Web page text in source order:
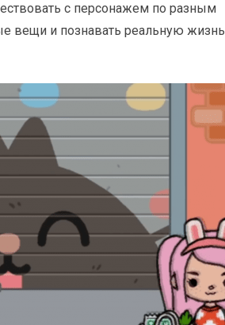
с персонажем по разным
вещи и познавать реальную жизнь